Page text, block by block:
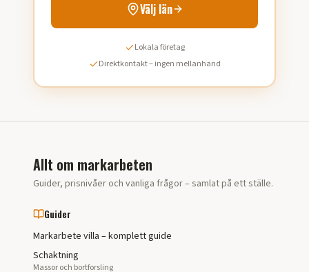
Välj län
Lokala företag
Direktkontakt – ingen mellanhand
Allt om markarbeten
Guider, prisnivåer och vanliga frågor – samlat på ett ställe.
Guider
Markarbete villa – komplett guide
Schaktning
Massor och bortforsling